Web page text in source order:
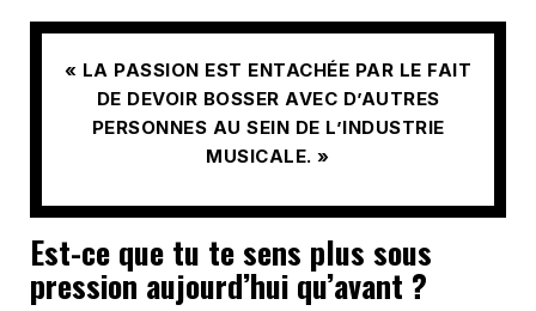
« LA PASSION EST ENTACHÉE PAR LE FAIT
DE DEVOIR BOSSER AVEC D’AUTRES
PERSONNES AU SEIN DE L’INDUSTRIE
MUSICALE. »
Est-ce que tu te sens plus sous
pression aujourd’hui qu’avant ?